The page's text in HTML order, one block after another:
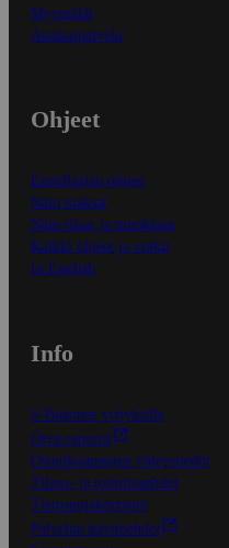
Myymälät
Asiakaspalvelu
Ohjeet
Ensitilaajan ohjeet
Näin maksat
Näin tilaat ja muokkaat
Kaikki ohjeet ja vinkit
In English
Info
S-Business yrityksille
Oiva-raportit
Osuuskauppojen yhteystiedot
Tilaus- ja toimitusehdot
Tietosuojakäytäntö
Palvelun käyttöehdot